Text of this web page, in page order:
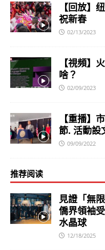
【回放】
祝新春
02/13/2023
【視頻】
啥？
02/09/2023
【重播】
節. 活動設
09/09/2022
推荐阅读
見證「無
僑界領袖
水晶球
12/18/2025